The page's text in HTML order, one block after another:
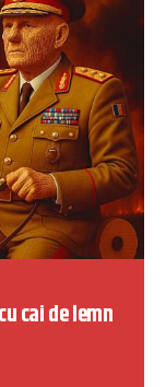
cai de lemn